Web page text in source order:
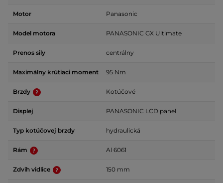
Motor Panasonic
Model motora PANASONIC GX Ultimate
Prenos sily centrálny
Maximálny krútiaci moment 95 Nm
Brzdy Kotúčové
Displej PANASONIC LCD panel
Typ kotúčovej brzdy hydraulická
Rám Al 6061
Zdvih vidlice 150 mm